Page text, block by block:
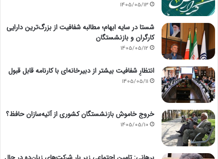
1405/05/13
شستا در سایه ابهام؛ مطالبه شفافیت از بزرگ‌ترین دارایی
کارگران و بازنشستگان
1405/05/12
انتظارِ شفافیت بیشتر از دبیرخانه‌ای با کارنامه قابل قبول
1405/05/11
خروج خاموش بازنشستگان کشوری از آتیه‌سازان حافظ؟
1405/05/10